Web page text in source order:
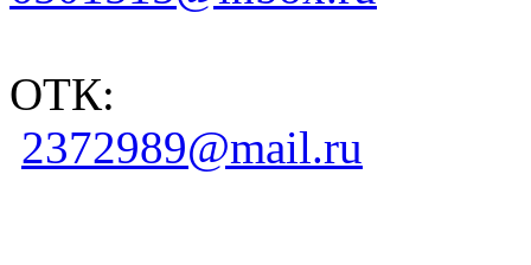
ОТК:
2372989@mail.ru